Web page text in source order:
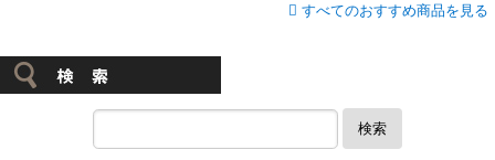
すべてのおすすめ商品を見る
検索